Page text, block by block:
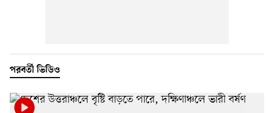
পরবর্তী ভিডিও